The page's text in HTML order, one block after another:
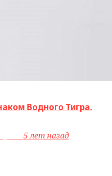
Водного Тигра.
5 лет назад